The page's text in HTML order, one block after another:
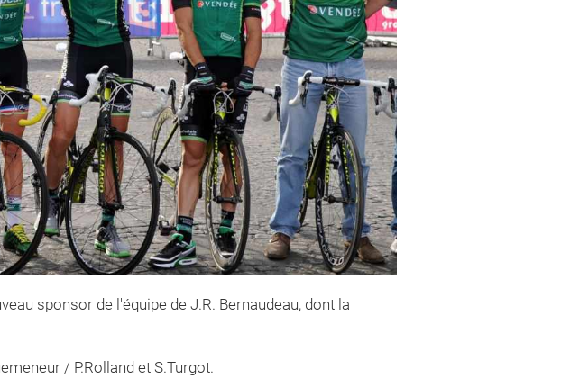
sponsor de l'équipe de J.R. Bernaudeau, dont la
/ P.Rolland et S.Turgot.